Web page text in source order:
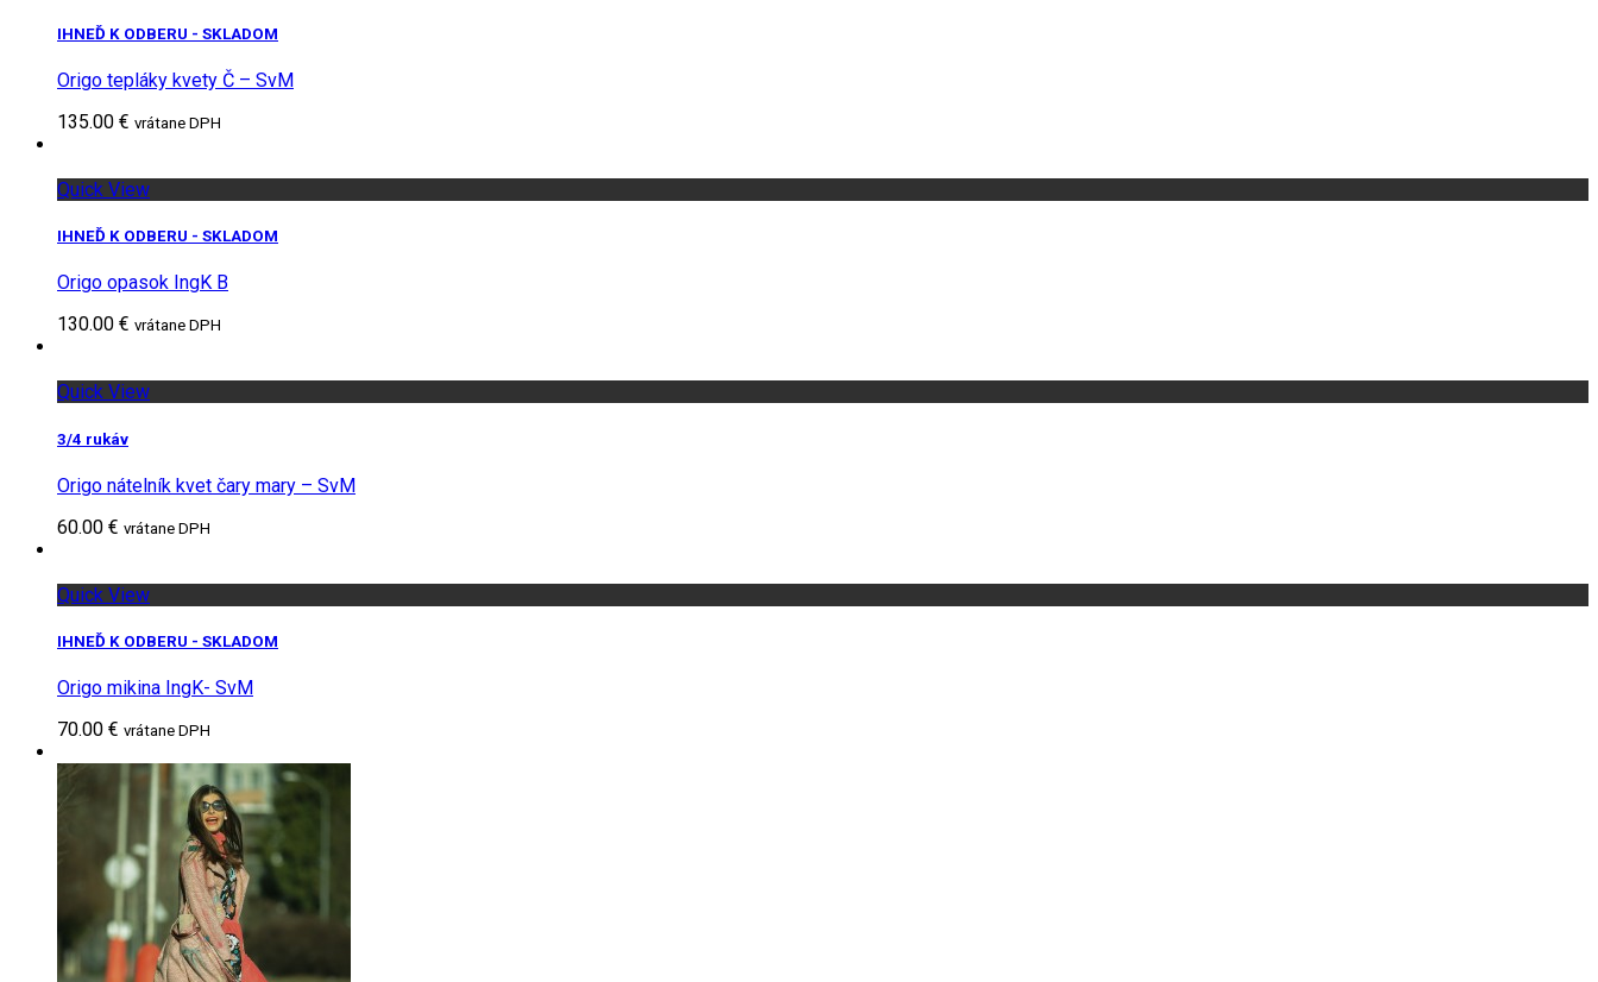
IHNEĎ K ODBERU - SKLADOM
Origo tepláky kvety Č – SvM
135.00 € vrátane DPH
Quick View
IHNEĎ K ODBERU - SKLADOM
Origo opasok IngK B
130.00 € vrátane DPH
Quick View
3/4 rukáv
Origo nátelník kvet čary mary – SvM
60.00 € vrátane DPH
Quick View
IHNEĎ K ODBERU - SKLADOM
Origo mikina IngK- SvM
70.00 € vrátane DPH